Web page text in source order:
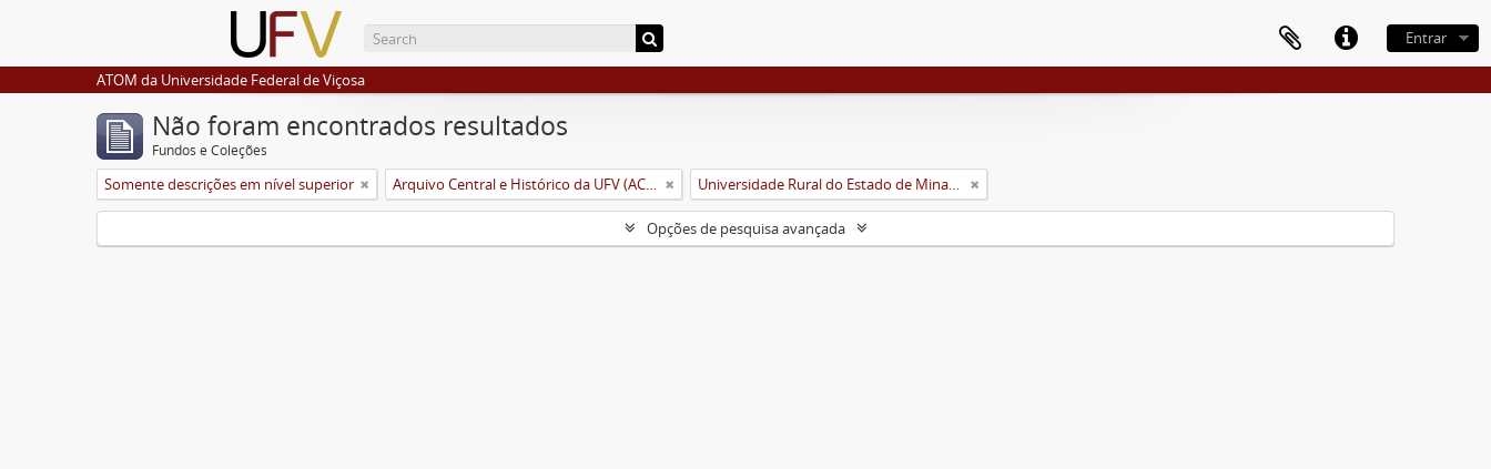
Entrar
ATOM da Universidade Federal de Viçosa
Não foram encontrados resultados
Fundos e Coleções
Somente descrições em nível superior Arquivo Central e Histórico da UFV (ACH-UFV) Universidade Rural do Estado de Minas Gerais (Uremg)
Opções de pesquisa avançada